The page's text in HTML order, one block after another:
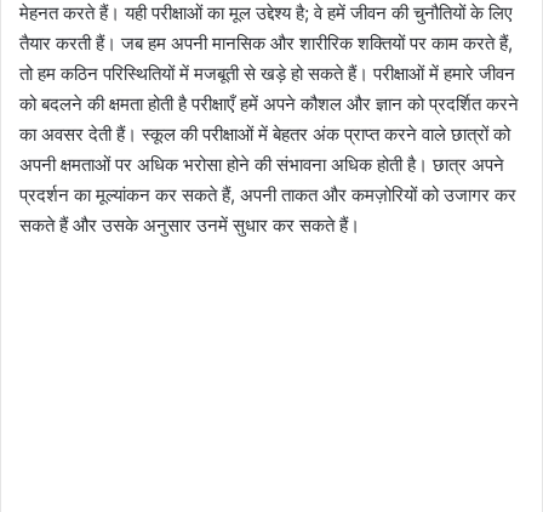
मेहनत करते हैं। यही परीक्षाओं का मूल उद्देश्य है; वे हमें जीवन की चुनौतियों के लिए
तैयार करती हैं। जब हम अपनी मानसिक और शारीरिक शक्तियों पर काम करते हैं,
तो हम कठिन परिस्थितियों में मजबूती से खड़े हो सकते हैं। परीक्षाओं में हमारे जीवन
को बदलने की क्षमता होती है परीक्षाएँ हमें अपने कौशल और ज्ञान को प्रदर्शित करने
का अवसर देती हैं। स्कूल की परीक्षाओं में बेहतर अंक प्राप्त करने वाले छात्रों को
अपनी क्षमताओं पर अधिक भरोसा होने की संभावना अधिक होती है। छात्र अपने
प्रदर्शन का मूल्यांकन कर सकते हैं, अपनी ताकत और कमज़ोरियों को उजागर कर
सकते हैं और उसके अनुसार उनमें सुधार कर सकते हैं।